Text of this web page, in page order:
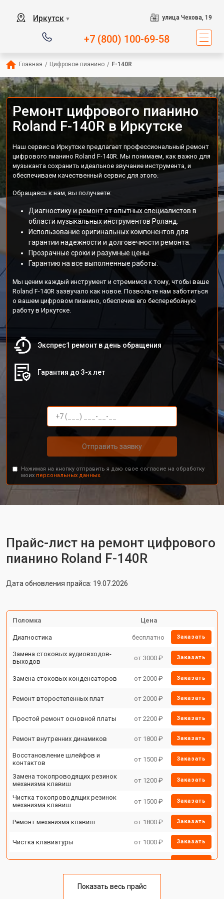
Иркутск ▼ улица Чехова, 19
+7 (800) 100-69-58
Главная / Цифровое пианино / F-140R
Ремонт цифрового пианино
Roland F-140R в Иркутске
Наш сервис в Иркутске предлагает профессиональный ремонт
цифрового пианино Roland F-140R. Мы понимаем, как важно для
музыканта сохранить идеальное звучание инструмента, и
обеспечиваем качественный сервис для этого.
Обращаясь к нам, вы получаете:
Диагностику и ремонт от опытных специалистов в
области музыкальных инструментов Роланд.
Использование оригинальных компонентов для
гарантии надежности и долговечности ремонта.
Прозрачные сроки и разумные цены.
Гарантию на все выполненные работы.
Мы ценим каждый инструмент и стремимся к тому, чтобы ваше
Roland F-140R зазвучало как новое. Позвольте нам заботиться
о вашем цифровом пианино, обеспечив его бесперебойную
работу в Иркутске.
Экспрес1 ремонт в день обращения
Гарантия до 3-х лет
Отправить заявку
Нажимая на кнопку отправить я даю свое согласие на обработку
моих персональных данных.
Прайс-лист на ремонт цифрового
пианино Roland F-140R
Дата обновления прайса: 19.07.2026
Поломка Цена
Диагностика бесплатно Заказать
Замена стоковых аудиовходов-
выходов
от 3000 ₽ Заказать
Замена стоковых конденсаторов от 2000 ₽ Заказать
Ремонт второстепенных плат от 2000 ₽ Заказать
Простой ремонт основной платы от 2200 ₽ Заказать
Ремонт внутренних динамиков от 1800 ₽ Заказать
Восстановление шлейфов и
контактов
от 1500 ₽ Заказать
Замена токопроводящих резинок
механизма клавиш
от 1200 ₽ Заказать
Чистка токопроводящих резинок
механизма клавиш
от 1500 ₽ Заказать
Ремонт механизма клавиш от 1800 ₽ Заказать
Чистка клавиатуры от 1000 ₽ Заказать
Ремонт клавиш от 1800 ₽ Заказать
Замена клавиш и уплотнителей от 1200 ₽
Показать весь прайс